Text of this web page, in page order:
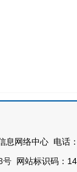
网络中心 电话
号 网站标识码：